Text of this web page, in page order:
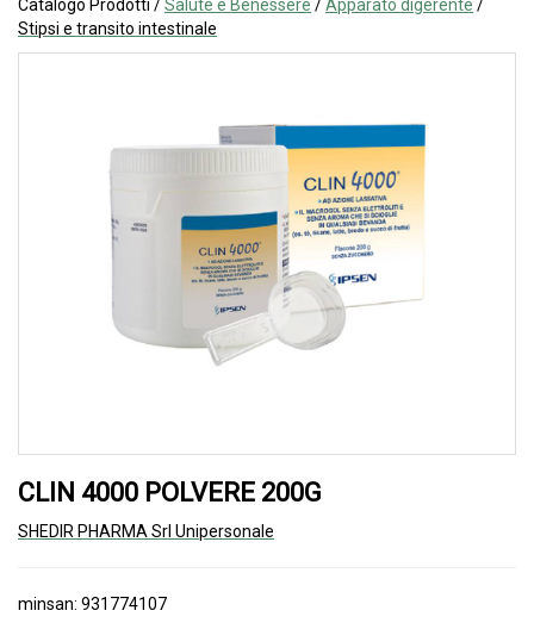
Catalogo Prodotti /Salute e Benessere /Apparato digerente /
Stipsi e transito intestinale
CLIN 4000 POLVERE 200G
SHEDIR PHARMA Srl Unipersonale
minsan: 931774107